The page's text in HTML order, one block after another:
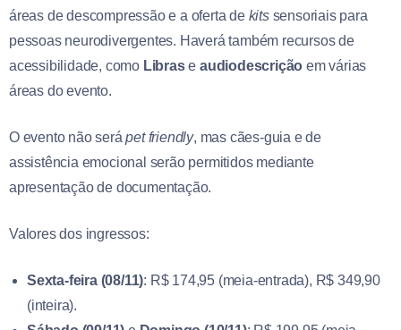
áreas de descompressão e a oferta de kitssensoriais para
pessoas neurodivergentes. Haverá também recursos de
acessibilidade, como Libraseaudiodescrição em várias
áreas do evento.
O evento não serápet friendly, mas cães-guia e de
assistência emocional serão permitidos mediante
apresentação de documentação.
Valores dos ingressos:
Sexta-feira (08/11): R$ 174,95 (meia-entrada), R$ 349,90
(inteira).